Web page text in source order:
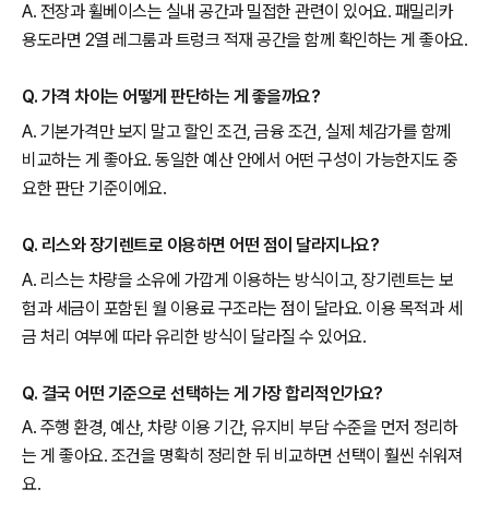
A. 전장과 휠베이스는 실내 공간과 밀접한 관련이 있어요. 패밀리카
용도라면 2열 레그룸과 트렁크 적재 공간을 함께 확인하는 게 좋아요.
Q. 가격 차이는 어떻게 판단하는 게 좋을까요?
A. 기본가격만 보지 말고 할인 조건, 금융 조건, 실제 체감가를 함께
비교하는 게 좋아요. 동일한 예산 안에서 어떤 구성이 가능한지도 중
요한 판단 기준이에요.
Q. 리스와 장기렌트로 이용하면 어떤 점이 달라지나요?
A. 리스는 차량을 소유에 가깝게 이용하는 방식이고, 장기렌트는 보
험과 세금이 포함된 월 이용료 구조라는 점이 달라요. 이용 목적과 세
금 처리 여부에 따라 유리한 방식이 달라질 수 있어요.
Q. 결국 어떤 기준으로 선택하는 게 가장 합리적인가요?
A. 주행 환경, 예산, 차량 이용 기간, 유지비 부담 수준을 먼저 정리하
는 게 좋아요. 조건을 명확히 정리한 뒤 비교하면 선택이 훨씬 쉬워져
요.